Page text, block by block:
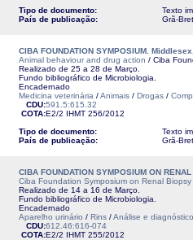
Tipo de documento:
Texto
País de publicação:
Grã-
CIBA FOUNDATION SYMPOSIUM.
Animal behaviour and drug action / Ciba
Realizado de 25 a 28 de Março.
Fundo bibliográfico de Microbiologia.
Encadernado
Medicina veterinária /Animais / Drogas /
CDU:591.5:615.32
COTA:E2/2 IHMT 256/2012
Tipo de documento:
Texto
País de publicação:
Grã-
CIBA FOUNDATION SYMPOSIUM ON
Ciba Foundation Symposium on Renal
Realizado de 14 a 16 de Março.
Fundo bibliográfico de Microbiologia.
Encadernado
Aparelho urinário / Rins /Análise e diagnóstico
CDU:612.46:616-074
COTA:E2/2 IHMT 255/2012